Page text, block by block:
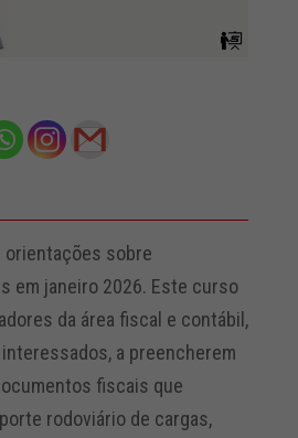
orientações sobre
em janeiro 2026. Este curso
da área fiscal e contábil,
a preencherem
fiscais que
rodoviário de cargas,